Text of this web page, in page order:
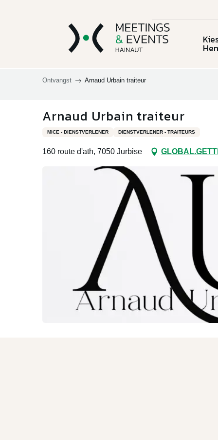
Bergen en
omgeving
Doornik en
omgeving
Plaatsen en
activiteiten
MEET
Henegouwen
Documentatie
Het
Ontvangst Arnaud Urbain traiteur
Arnaud Urbain traiteur
MICE - DIENSTVERLENER DIENSTVERLENER - TRAITEURS
160 route d'ath, 7050 Jurbise